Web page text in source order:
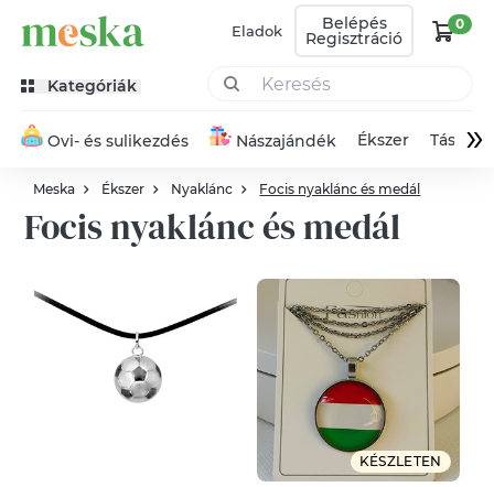
Eladok Belépés
Regisztráció
0
Kategóriák
Ovi- és sulikezdés Nászajándék Ékszer Táska»
Meska Ékszer Nyaklánc Focis nyaklánc és medál
Focis nyaklánc és medál
KÉSZLETEN